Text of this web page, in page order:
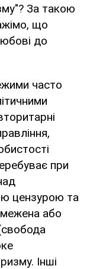
За такою
що
до
часто
при
цензурою та
або
Інші